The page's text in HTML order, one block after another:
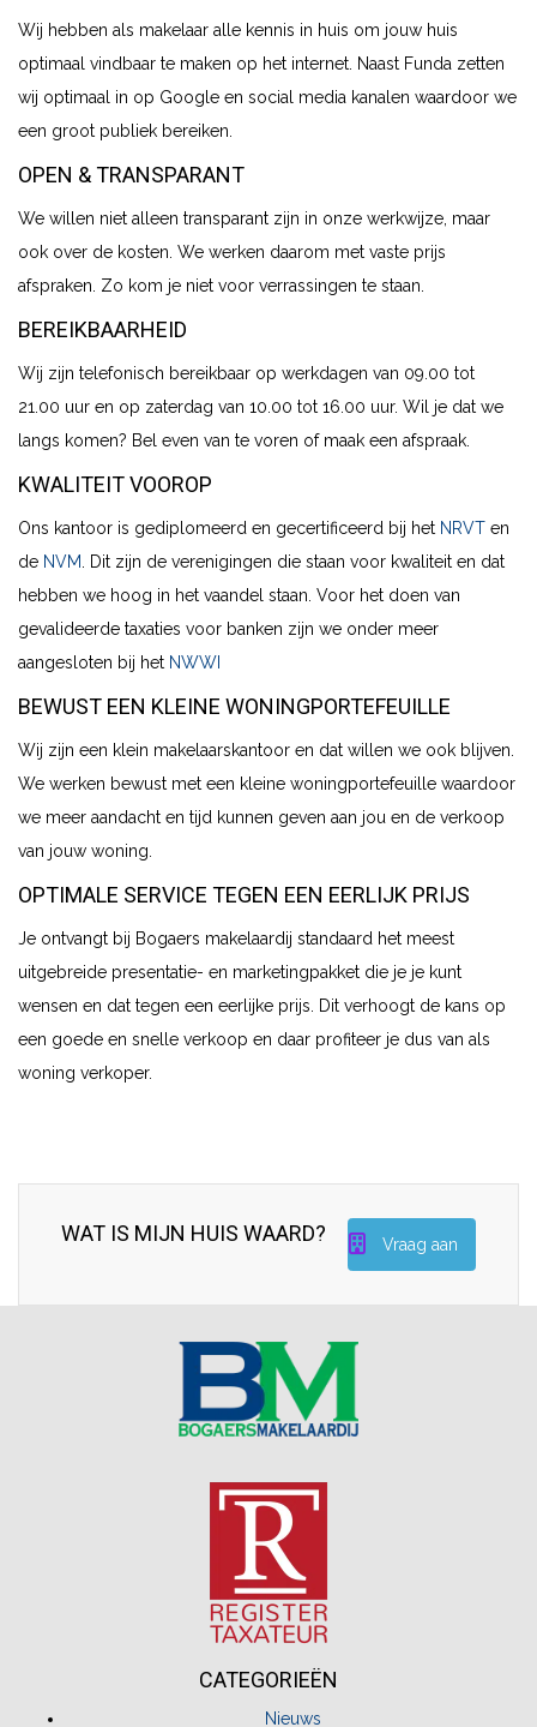
Wij hebben als makelaar alle kennis in huis om jouw huis
optimaal vindbaar te maken op het internet. Naast Funda zetten
wij optimaal in op Google en social media kanalen waardoor we
een groot publiek bereiken.
OPEN & TRANSPARANT
We willen niet alleen transparant zijn in onze werkwijze, maar
ook over de kosten. We werken daarom met vaste prijs
afspraken. Zo kom je niet voor verrassingen te staan.
BEREIKBAARHEID
Wij zijn telefonisch bereikbaar op werkdagen van 09.00 tot
21.00 uur en op zaterdag van 10.00 tot 16.00 uur. Wil je dat we
langs komen? Bel even van te voren of maak een afspraak.
KWALITEIT VOOROP
Ons kantoor is gediplomeerd en gecertificeerd bij het NRVT en
de NVM . Dit zijn de verenigingen die staan voor kwaliteit en dat
hebben we hoog in het vaandel staan. Voor het doen van
gevalideerde taxaties voor banken zijn we onder meer
aangesloten bij het NWWI
BEWUST EEN KLEINE WONINGPORTEFEUILLE
Wij zijn een klein makelaarskantoor en dat willen we ook blijven.
We werken bewust met een kleine woningportefeuille waardoor
we meer aandacht en tijd kunnen geven aan jou en de verkoop
van jouw woning.
OPTIMALE SERVICE TEGEN EEN EERLIJK PRIJS
Je ontvangt bij Bogaers makelaardij standaard het meest
uitgebreide presentatie- en marketingpakket die je je kunt
wensen en dat tegen een eerlijke prijs. Dit verhoogt de kans op
een goede en snelle verkoop en daar profiteer je dus van als
woning verkoper.
WAT IS MIJN HUIS WAARD? Vraag aan
CATEGORIEËN
Nieuws